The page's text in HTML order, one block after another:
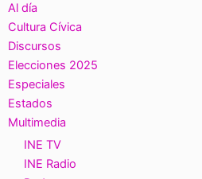
Al día
Cultura Cívica
Discursos
Elecciones 2025
Especiales
Estados
Multimedia
INE TV
INE Radio